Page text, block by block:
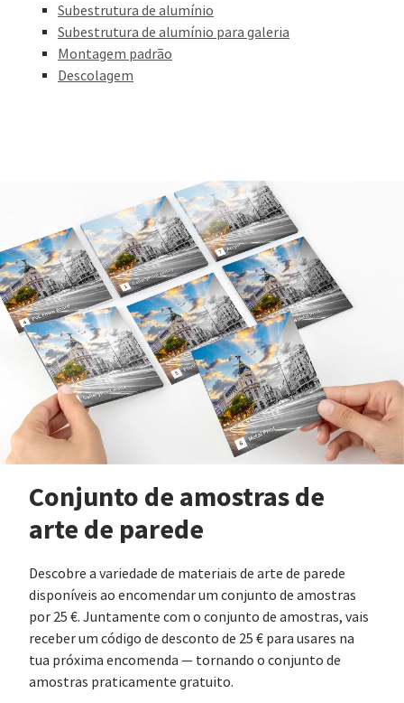
Subestrutura de alumínio
Subestrutura de alumínio para galeria
Montagem padrão
Descolagem
Conjunto de amostras de
arte de parede
Descobre a variedade de materiais de arte de parede
disponíveis ao encomendar um conjunto de amostras
por 25 €. Juntamente com o conjunto de amostras, vais
receber um código de desconto de 25 € para usares na
tua próxima encomenda — tornando o conjunto de
amostras praticamente gratuito.